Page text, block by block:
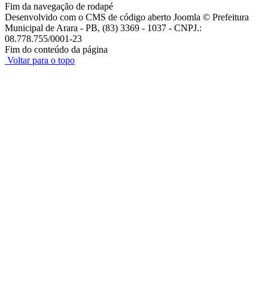
Fim da navegação de rodapé
Desenvolvido com o CMS de código aberto Joomla © Prefeitura
Municipal de Arara - PB, (83) 3369 - 1037 - CNPJ.:
08.778.755/0001-23
Fim do conteúdo da página
Voltar para o topo